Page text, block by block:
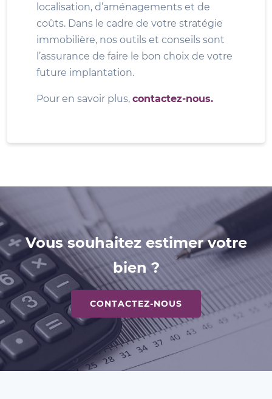
localisation, d’aménagements et de
coûts. Dans le cadre de votre stratégie
immobilière, nos outils et conseils sont
l’assurance de faire le bon choix de votre
future implantation.
Pour en savoir plus, contactez-nous.
Vous souhaitez estimer votre
bien ?
CONTACTEZ-NOUS